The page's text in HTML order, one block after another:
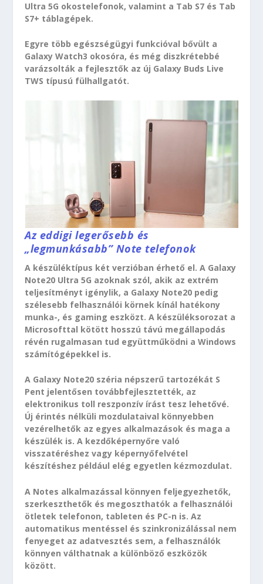
Ultra 5G okostelefonok, valamint a Tab S7 és Tab
S7+ táblagépek.
Egyre több egészségügyi funkcióval bővült a
Galaxy Watch3 okosóra, és még diszkrétebbé
varázsolták a fejlesztők az új Galaxy Buds Live
TWS típusú fülhallgatót.
Az eddigi legerősebb és
„legmunkásabb” Note telefonok
A készüléktípus két verzióban érhető el. A Galaxy
Note20 Ultra 5G azoknak szól, akik az extrém
teljesítményt igénylik, a Galaxy Note20 pedig
szélesebb felhasználói körnek kínál hatékony
munka-, és gaming eszközt. A készüléksorozat a
Microsofttal kötött hosszú távú megállapodás
révén rugalmasan tud együttműködni a Windows
számítógépekkel is.
A Galaxy Note20 széria népszerű tartozékát S
Pent jelentősen továbbfejlesztették, az
elektronikus toll reszponzív írást tesz lehetővé.
Új érintés nélküli mozdulataival könnyebben
vezérelhetők az egyes alkalmazások és maga a
készülék is. A kezdőképernyőre való
visszatéréshez vagy képernyőfelvétel
készítéshez például elég egyetlen kézmozdulat.
A Notes alkalmazással könnyen feljegyezhetők,
szerkeszthetők és megoszthatók a felhasználói
ötletek telefonon, tableten és PC-n is. Az
automatikus mentéssel és szinkronizálással nem
fenyeget az adatvesztés sem, a felhasználók
könnyen válthatnak a különböző eszközök
között.